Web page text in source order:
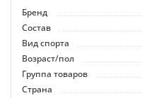
Бренд
Состав
Вид спорта
Возраст/пол
Группа товаров
Страна